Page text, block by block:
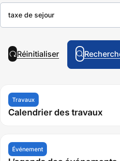
recherche
Réinitialiser
Calendrier des travaux
Travaux
Événement